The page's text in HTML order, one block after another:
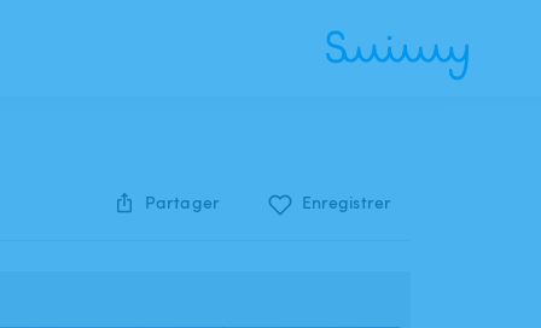
Partager Enregistrer